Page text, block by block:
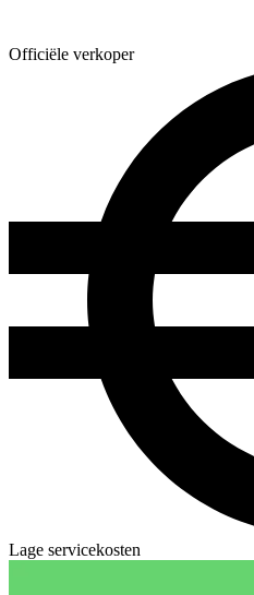
Officiële verkoper
Lage servicekosten